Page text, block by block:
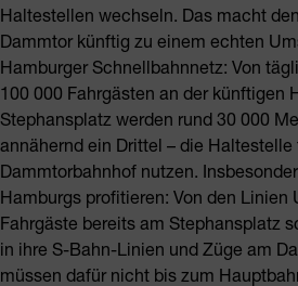
Haltestellen wechseln. Das macht
Dammtor künftig zu einem echten
Hamburger Schnellbahnnetz: Von
100 000 Fahrgästen an der künftigen
Stephansplatz werden rund 30 000
annähernd ein Drittel – die
Dammtorbahnhof nutzen.
Hamburgs profitieren: Von den Linien
Fahrgäste bereits am Stephansplatz
in ihre S-Bahn-Linien und Züge am
müssen dafür nicht bis zum